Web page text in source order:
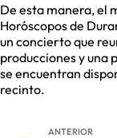
De esta manera, el
Horóscopos de
un concierto que
producciones y una
se encuentran
recinto.
ANTERIOR